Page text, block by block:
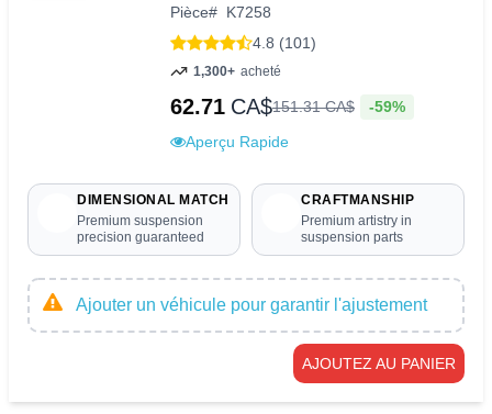
Pièce# K7258
4.8 (101)
1,300+ acheté
62.71 CA$151.31CA$ -59%
Aperçu Rapide
DIMENSIONAL MATCH
Premium suspension
precision guaranteed
CRAFTMANSHIP
Premium artistry in
suspension parts
Ajouter un véhicule pour garantir l'ajustement
AJOUTEZ AU PANIER